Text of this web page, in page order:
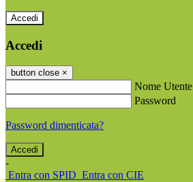
Accedi
Accedi
button close ×
Nome Utente
Password
Password dimenticata?
-
Entra con SPID Entra con CIE